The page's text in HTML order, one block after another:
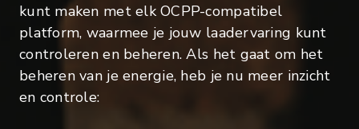
kunt maken met elk OCPP-compatibel
platform, waarmee je jouw laadervaring kunt
controleren en beheren. Als het gaat om het
beheren van je energie, heb je nu meer inzicht
en controle: